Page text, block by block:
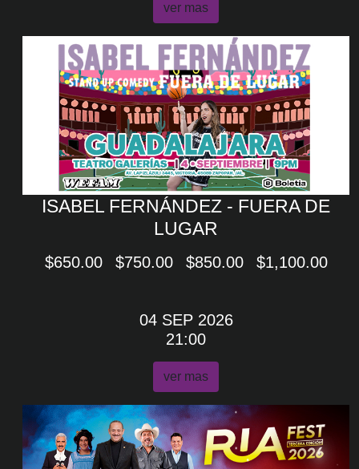
ver mas
ISABEL FERNÁNDEZ - FUERA DE
LUGAR
$650.00 $750.00 $850.00 $1,100.00
04 SEP 2026
21:00
ver mas